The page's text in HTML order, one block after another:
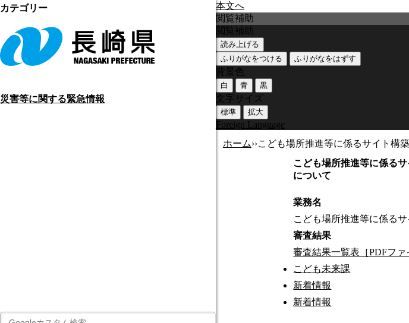
本文へ
災害等に関する緊急情報
閲覧補助
閲覧補助
読み上げる
ふりがなをつける
ふりがなをはずす
背景色
白 青 黒
文字サイズ
標準 拡大
Foreign Language
ホーム››こども場所推進等に係るサイト構
こども場所推進等に係る
について
業務名
こども場所推進等に係る
審査結果
審査結果一覧表［PDFファ
カテゴリー
こども未来課
新着情報
新着情報